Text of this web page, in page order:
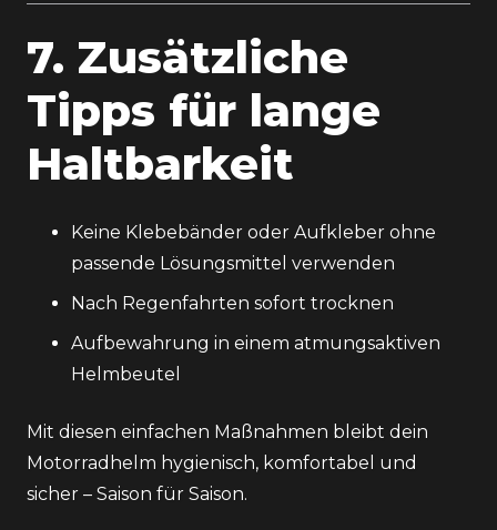
7. Zusätzliche
Tipps für lange
Haltbarkeit
Keine Klebebänder oder Aufkleber ohne
passende Lösungsmittel verwenden
Nach Regenfahrten sofort trocknen
Aufbewahrung in einem atmungsaktiven
Helmbeutel
Mit diesen einfachen Maßnahmen bleibt dein
Motorradhelm hygienisch, komfortabel und
sicher – Saison für Saison.